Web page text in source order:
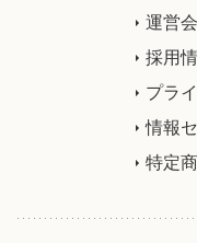
運営
採用
プラ
情報
特定